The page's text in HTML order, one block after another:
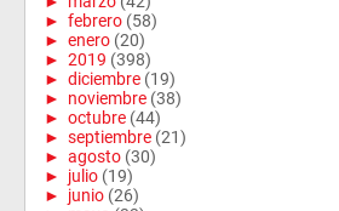
► febrero (58)
► enero (20)
► 2019 (398)
► diciembre (19)
► noviembre (38)
► octubre (44)
► septiembre (21)
► agosto (30)
► julio (19)
► junio (26)